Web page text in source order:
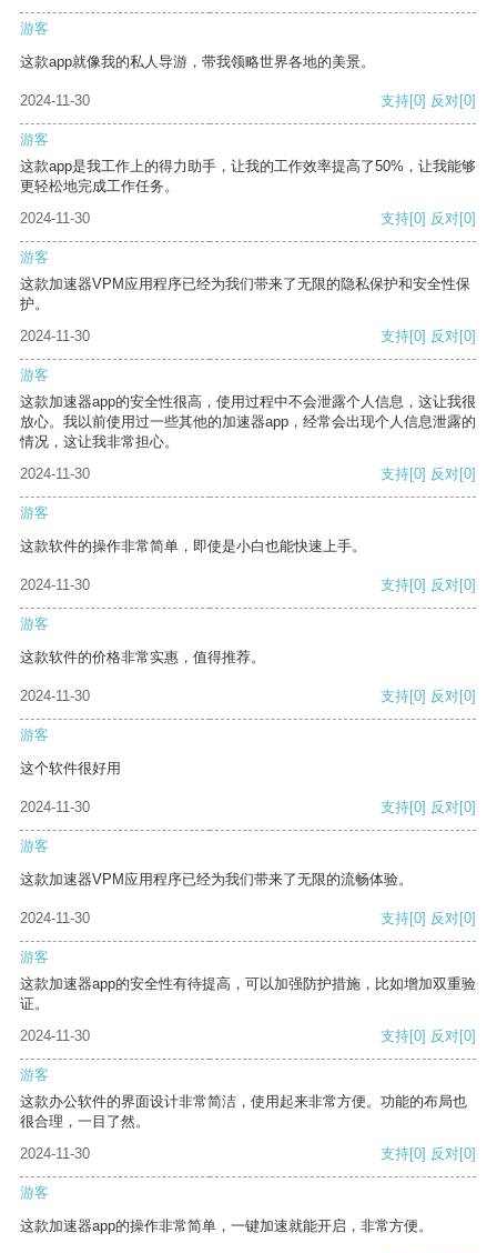
游客
这款app就像我的私人导游，带我领略世界各地的美景。
2024-11-30 支持[0] 反对[0]
游客
这款app是我工作上的得力助手，让我的工作效率提高了50%，让我能够
更轻松地完成工作任务。
2024-11-30
支持[0] 反对[0]
游客
这款加速器VPM应用程序已经为我们带来了无限的隐私保护和安全性保
护。
2024-11-30
支持[0] 反对[0]
游客
这款加速器app的安全性很高，使用过程中不会泄露个人信息，这让我很
放心。我以前使用过一些其他的加速器app，经常会出现个人信息泄露的
情况，这让我非常担心。
2024-11-30
支持[0] 反对[0]
游客
这款软件的操作非常简单，即使是小白也能快速上手。
2024-11-30 支持[0] 反对[0]
游客
这款软件的价格非常实惠，值得推荐。
2024-11-30 支持[0] 反对[0]
游客
这个软件很好用
2024-11-30 支持[0] 反对[0]
游客
这款加速器VPM应用程序已经为我们带来了无限的流畅体验。
2024-11-30 支持[0] 反对[0]
游客
这款加速器app的安全性有待提高，可以加强防护措施，比如增加双重验
证。
2024-11-30
支持[0] 反对[0]
游客
这款办公软件的界面设计非常简洁，使用起来非常方便。功能的布局也
很合理，一目了然。
2024-11-30
支持[0] 反对[0]
游客
这款加速器app的操作非常简单，一键加速就能开启，非常方便。